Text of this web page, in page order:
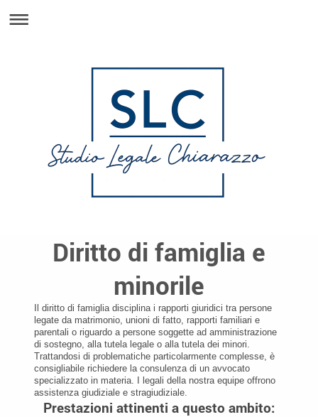
Diritto di famiglia e
minorile
Il diritto di famiglia disciplina i rapporti giuridici tra persone
legate da matrimonio, unioni di fatto, rapporti familiari e
parentali o riguardo a persone soggette ad amministrazione
di sostegno, alla tutela legale o alla tutela dei minori.
Trattandosi di problematiche particolarmente complesse, è
consigliabile richiedere la consulenza di un avvocato
specializzato in materia. I legali della nostra equipe offrono
assistenza giudiziale e stragiudiziale.
Prestazioni attinenti a questo ambito: